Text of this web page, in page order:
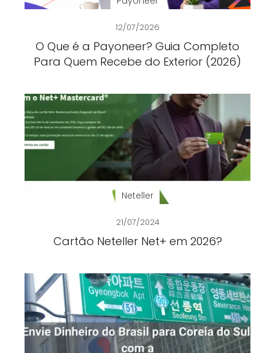
12/07/2026
O Que é a Payoneer? Guia Completo
Para Quem Recebe do Exterior (2026)
Neteller
21/07/2024
Cartão Neteller Net+ em 2026?